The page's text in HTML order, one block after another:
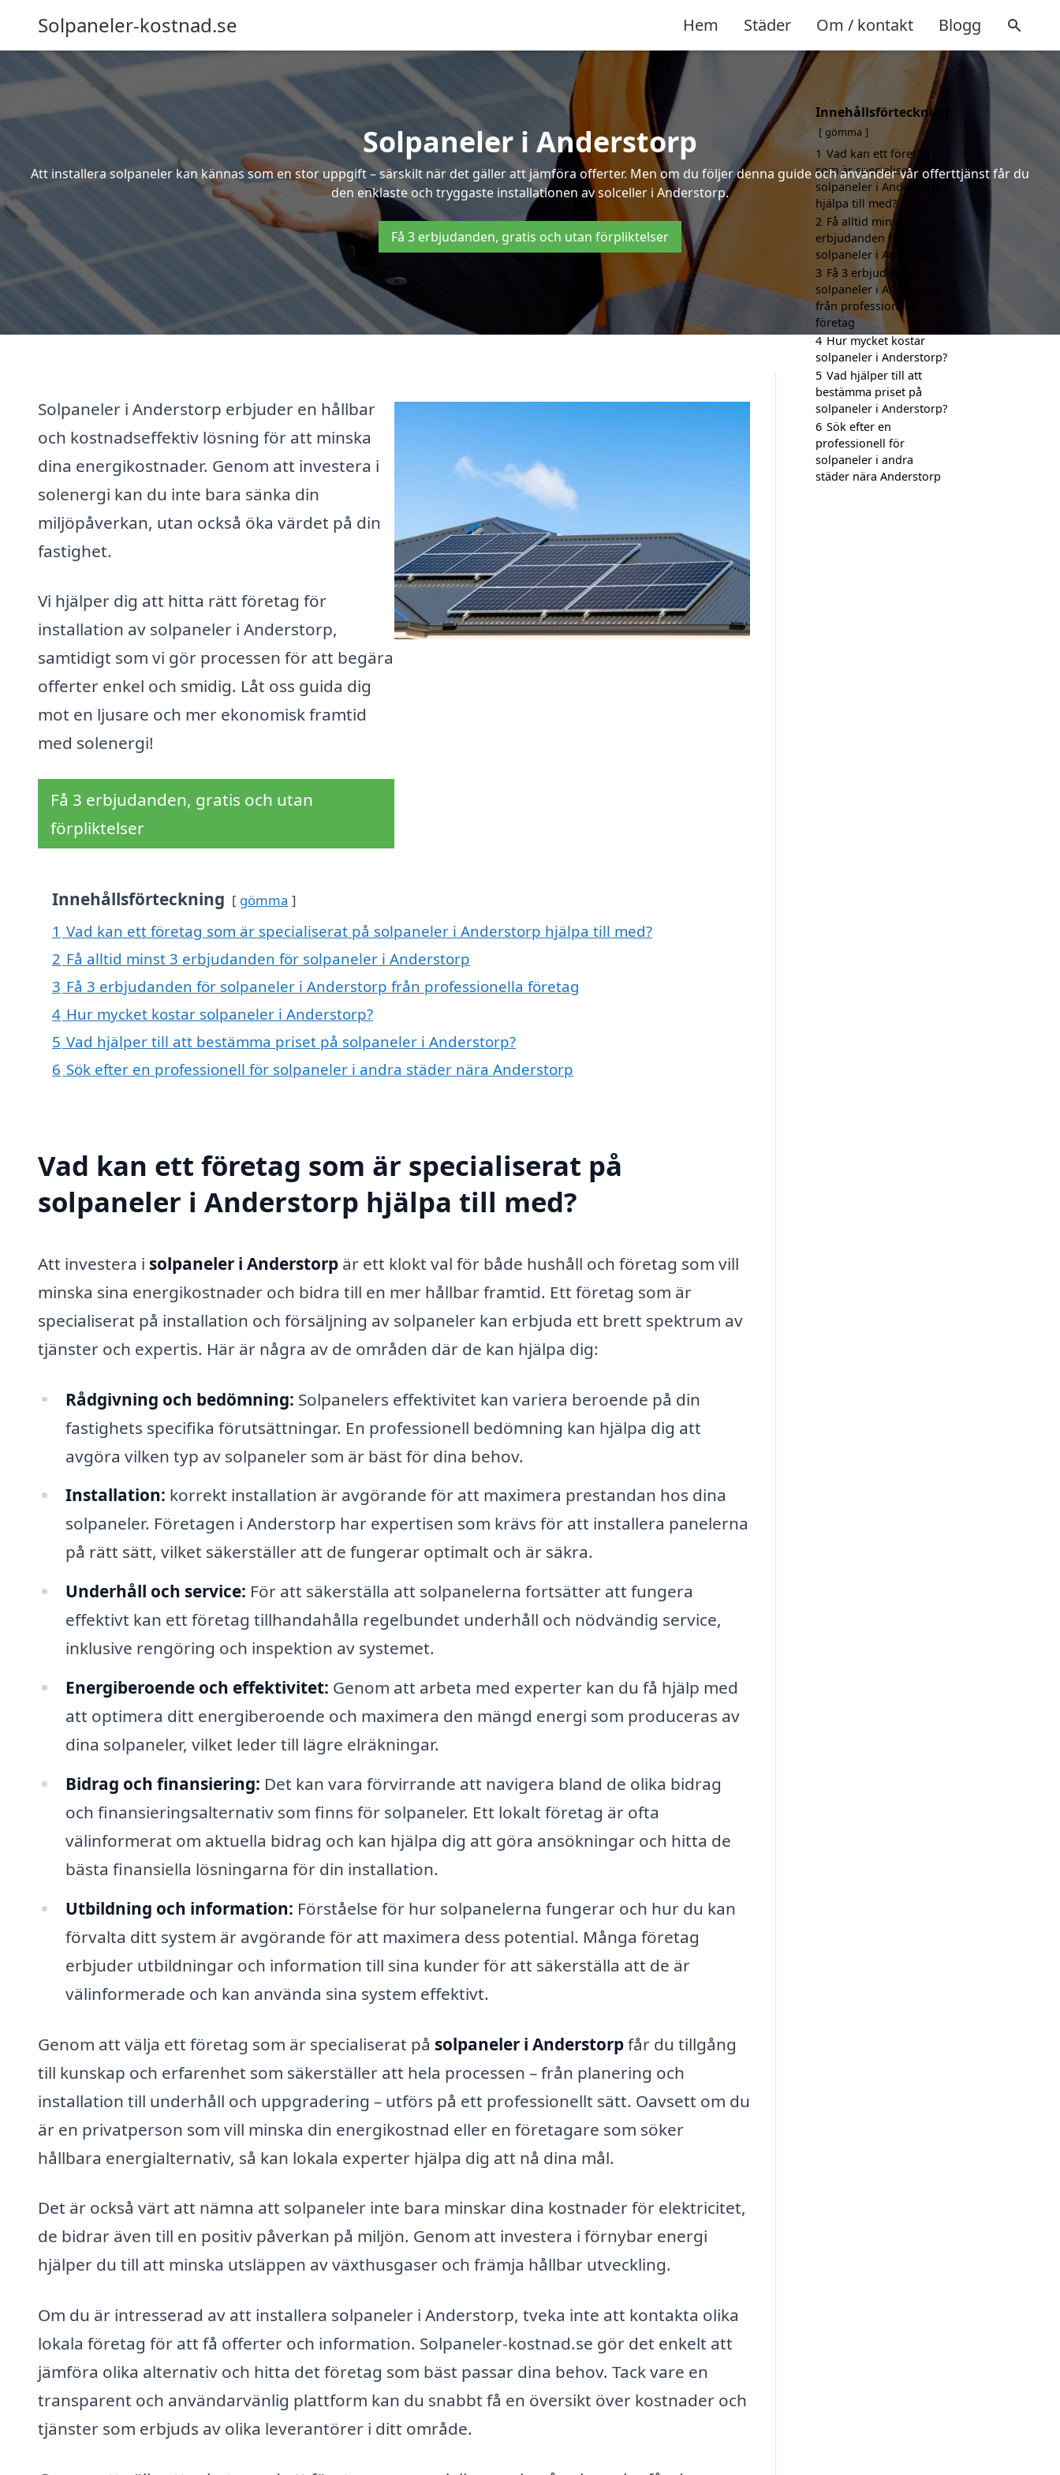
Solpaneler-kostnad.se Hem Städer Om / kontakt Blogg
Solpaneler i Anderstorp
Att installera solpaneler kan kännas som en stor uppgift – särskilt när det gäller att jämföra offerter. Men om du följer denna guide och använder vår offerttjänst får du
den enklaste och tryggaste installationen av solceller i Anderstorp.
Få 3 erbjudanden, gratis och utan förpliktelser
Solpaneler i Anderstorp erbjuder en hållbar
och kostnadseffektiv lösning för att minska
dina energikostnader. Genom att investera i
solenergi kan du inte bara sänka din
miljöpåverkan, utan också öka värdet på din
fastighet.
Vi hjälper dig att hitta rätt företag för
installation av solpaneler i Anderstorp,
samtidigt som vi gör processen för att begära
offerter enkel och smidig. Låt oss guida dig
mot en ljusare och mer ekonomisk framtid
med solenergi!
Få 3 erbjudanden, gratis och utan
förpliktelser
Innehållsförteckning gömma
1 Vad kan ett företag som är specialiserat på solpaneler i Anderstorp hjälpa till med?
2 Få alltid minst 3 erbjudanden för solpaneler i Anderstorp
3 Få 3 erbjudanden för solpaneler i Anderstorp från professionella företag
4 Hur mycket kostar solpaneler i Anderstorp?
5 Vad hjälper till att bestämma priset på solpaneler i Anderstorp?
6 Sök efter en professionell för solpaneler i andra städer nära Anderstorp
Vad kan ett företag som är specialiserat på
solpaneler i Anderstorp hjälpa till med?
Att investera i solpaneler i Anderstorp är ett klokt val för både hushåll och företag som vill
minska sina energikostnader och bidra till en mer hållbar framtid. Ett företag som är
specialiserat på installation och försäljning av solpaneler kan erbjuda ett brett spektrum av
tjänster och expertis. Här är några av de områden där de kan hjälpa dig:
Rådgivning och bedömning: Solpanelers effektivitet kan variera beroende på din
fastighets specifika förutsättningar. En professionell bedömning kan hjälpa dig att
avgöra vilken typ av solpaneler som är bäst för dina behov.
Installation: korrekt installation är avgörande för att maximera prestandan hos dina
solpaneler. Företagen i Anderstorp har expertisen som krävs för att installera panelerna
på rätt sätt, vilket säkerställer att de fungerar optimalt och är säkra.
Underhåll och service: För att säkerställa att solpanelerna fortsätter att fungera
effektivt kan ett företag tillhandahålla regelbundet underhåll och nödvändig service,
inklusive rengöring och inspektion av systemet.
Energiberoende och effektivitet: Genom att arbeta med experter kan du få hjälp med
att optimera ditt energiberoende och maximera den mängd energi som produceras av
dina solpaneler, vilket leder till lägre elräkningar.
Bidrag och finansiering: Det kan vara förvirrande att navigera bland de olika bidrag
och finansieringsalternativ som finns för solpaneler. Ett lokalt företag är ofta
välinformerat om aktuella bidrag och kan hjälpa dig att göra ansökningar och hitta de
bästa finansiella lösningarna för din installation.
Utbildning och information: Förståelse för hur solpanelerna fungerar och hur du kan
förvalta ditt system är avgörande för att maximera dess potential. Många företag
erbjuder utbildningar och information till sina kunder för att säkerställa att de är
välinformerade och kan använda sina system effektivt.
Genom att välja ett företag som är specialiserat på solpaneler i Anderstorpfår du tillgång
till kunskap och erfarenhet som säkerställer att hela processen – från planering och
installation till underhåll och uppgradering – utförs på ett professionellt sätt. Oavsett om du
är en privatperson som vill minska din energikostnad eller en företagare som söker
hållbara energialternativ, så kan lokala experter hjälpa dig att nå dina mål.
Det är också värt att nämna att solpaneler inte bara minskar dina kostnader för elektricitet,
de bidrar även till en positiv påverkan på miljön. Genom att investera i förnybar energi
hjälper du till att minska utsläppen av växthusgaser och främja hållbar utveckling.
Om du är intresserad av att installera solpaneler i Anderstorp, tveka inte att kontakta olika
lokala företag för att få offerter och information. Solpaneler-kostnad.se gör det enkelt att
jämföra olika alternativ och hitta det företag som bäst passar dina behov. Tack vare en
transparent och användarvänlig plattform kan du snabbt få en översikt över kostnader och
tjänster som erbjuds av olika leverantörer i ditt område.
Innehållsförteckning
gömma
1 Vad kan ett företag
som är specialiserat på
solpaneler i Anderstorp
hjälpa till med?
2 Få alltid minst 3
erbjudanden för
solpaneler i Anderstorp
3 Få 3 erbjudanden för
solpaneler i Anderstorp
från professionella
företag
4 Hur mycket kostar
solpaneler i Anderstorp?
5 Vad hjälper till att
bestämma priset på
solpaneler i Anderstorp?
6 Sök efter en
professionell för
solpaneler i andra
städer nära Anderstorp